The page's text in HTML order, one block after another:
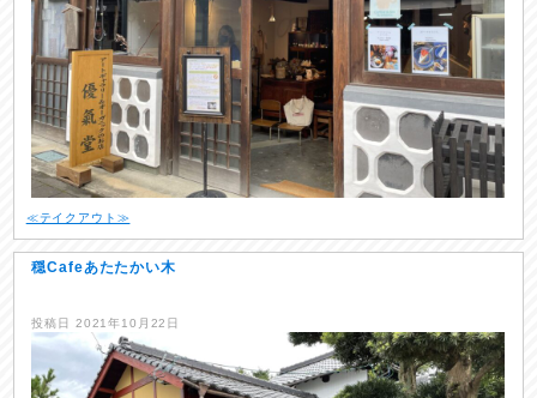
≪テイクアウト≫
穏Cafeあたたかい木
投稿日 2021年10月22日